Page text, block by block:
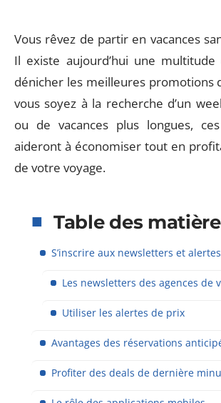
Vous rêvez de partir en vacances
Il existe aujourd’hui une multitude
dénicher les meilleures promotions
vous soyez à la recherche d’un
ou de vacances plus longues,
aideront à économiser tout en
de votre voyage.
Table des
S’inscrire aux newsletters et alertes
Les newsletters des agences de
Utiliser les alertes de prix
Avantages des réservations
Profiter des deals de dernière